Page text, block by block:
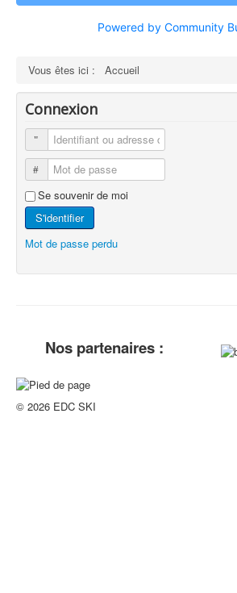
Powered by Community
Vous êtes ici : Accueil
Connexion
Se souvenir de moi
S'identifier
Mot de passe perdu
Nos partenaires :
© 2026 EDC SKI